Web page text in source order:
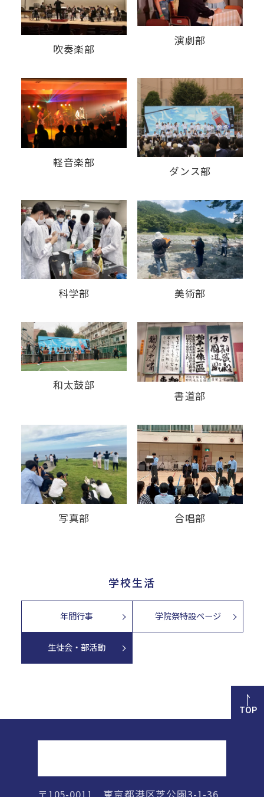
吹奏楽部
演劇部
軽音楽部
ダンス部
科学部 美術部
和太鼓部
書道部
写真部 合唱部
学校生活
年間行事 学院祭特設ページ
生徒会・部活動
TOP
〒105-0011 東京都港区芝公園3-1-36